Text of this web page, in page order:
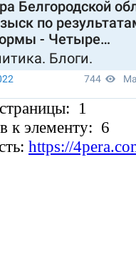
1
к элементу: 6
https://